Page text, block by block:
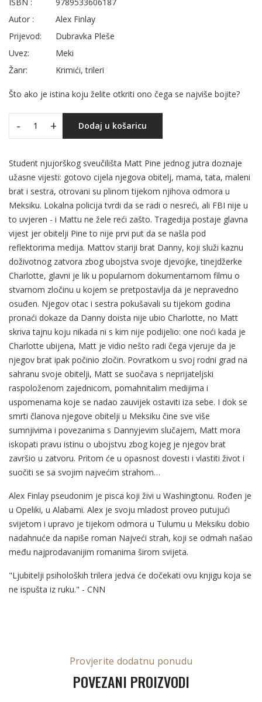
Autor :
Alex Finlay
Prijevod:
Dubravka Pleše
Uvez:
Meki
Žanr:
Krimići, trileri
Što ako je istina koju želite otkriti ono čega se najviše bojite?
- + Dodaj u košaricu
Student njujorškog sveučilišta Matt Pine jednog jutra doznaje
užasne vijesti: gotovo cijela njegova obitelj, mama, tata, maleni
brat i sestra, otrovani su plinom tijekom njihova odmora u
Meksiku. Lokalna policija tvrdi da se radi o nesreći, ali FBI nije u
to uvjeren - i Mattu ne žele reći zašto. Tragedija postaje glavna
vijest jer obitelji Pine to nije prvi put da se našla pod
reflektorima medija. Mattov stariji brat Danny, koji služi kaznu
doživotnog zatvora zbog ubojstva svoje djevojke, tinejdžerke
Charlotte, glavni je lik u popularnom dokumentarnom filmu o
stvarnom zločinu u kojem se pretpostavlja da je nepravedno
osuđen. Njegov otac i sestra pokušavali su tijekom godina
pronaći dokaze da Danny doista nije ubio Charlotte, no Matt
skriva tajnu koju nikada ni s kim nije podijelio: one noći kada je
Charlotte ubijena, Matt je vidio nešto radi čega vjeruje da je
njegov brat ipak počinio zločin. Povratkom u svoj rodni grad na
sahranu svoje obitelji, Matt se suočava s neprijateljski
raspoloženom zajednicom, pomahnitalim medijima i
uspomenama koje se nadao zauvijek ostaviti iza sebe. I dok se
smrti članova njegove obitelji u Meksiku čine sve više
sumnjivima i povezanima s Dannyjevim slučajem, Matt mora
iskopati pravu istinu o ubojstvu zbog kojeg je njegov brat
završio u zatvoru. Pritom će u opasnost dovesti i vlastiti život i
suočiti se sa svojim najvećim strahom…
Alex Finlay pseudonim je pisca koji živi u Washingtonu. Rođen je
u Opeliki, u Alabami. Alex je svoju mladost proveo putujući
svijetom i upravo je tijekom odmora u Tulumu u Meksiku dobio
nadahnuće da napiše roman Najveći strah, koji se odmah našao
među najprodavanijim romanima širom svijeta.
"Ljubitelji psiholoških trilera jedva će dočekati ovu knjigu koja se
ne ispušta iz ruku." - CNN
Provjerite dodatnu ponudu
POVEZANI PROIZVODI